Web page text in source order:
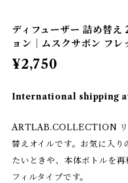
ディフューザー 詰め替
ョン｜ムスクサボン フレ
¥2,750
International shipping
ARTLAB.COLLECTION リ
替えオイルです。お気に入
たいときや、本体ボトルを
フィルタイプです。